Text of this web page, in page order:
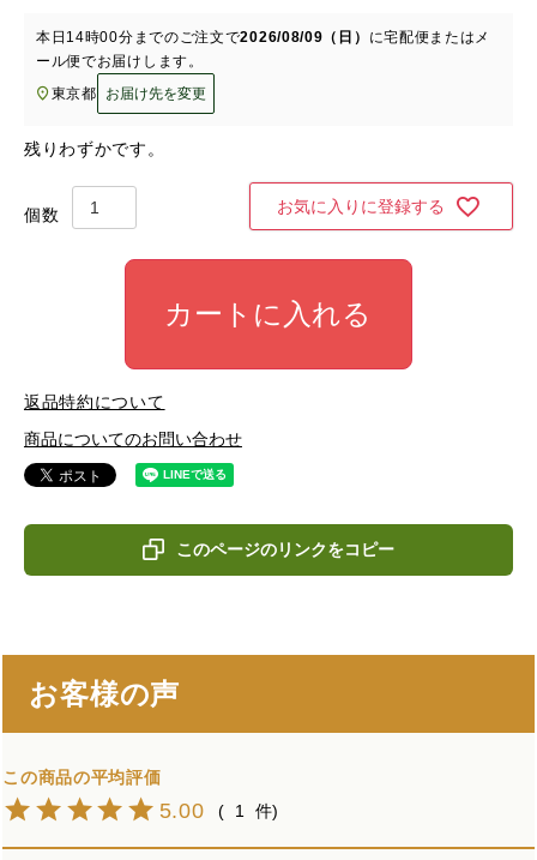
本日 14時00分 までのご注文で2026/08/09（日） に宅配便またはメ
ール便でお届けします。
東京都
お届け先を変更
残りわずかです。
お気に入りに登録する
カートに入れる
返品特約について
商品についてのお問い合わせ
このページのリンクをコピー
お客様の声
5.00 1